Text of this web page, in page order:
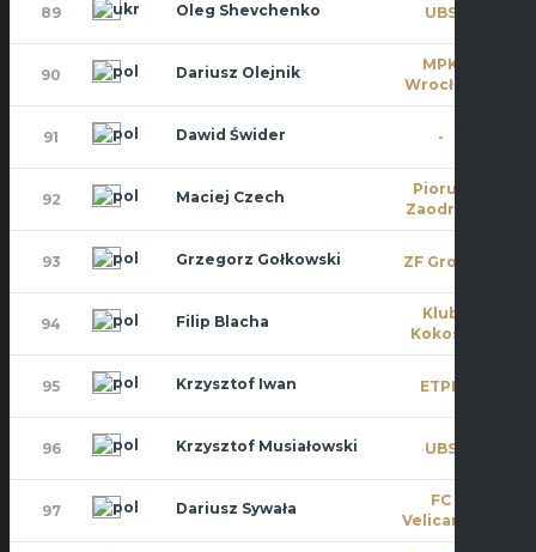
89 Oleg Shevchenko UBS
90 Dariusz Olejnik
MPK
Wrocław
91 Dawid Świder -
92 Maciej Czech
Piorun
Zaodrze
93 Grzegorz Gołkowski ZF Group
94 Filip Blacha
Klub
Kokosa
95 Krzysztof Iwan ETPK
96 Krzysztof Musiałowski UBS
97 Dariusz Sywała
FC
Velicante